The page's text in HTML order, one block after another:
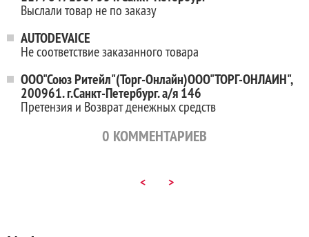
Выслали товар не по заказу
AUTODEVAICE
Не соответствие заказанного товара
ООО"Союз Ритейл"(Торг-Онлайн)ООО"ТОРГ-ОНЛАИН",
200961. г.Санкт-Петербург. а/я 146
Претензия и Возврат денежных средств
0 КОММЕНТАРИЕВ
< >